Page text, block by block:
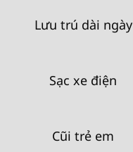
Lưu trú dài ngày
Sạc xe điện
Cũi trẻ em